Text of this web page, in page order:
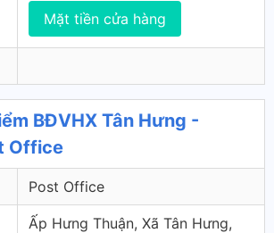
Mặt tiền cửa hàng
BĐVHX Tân Hưng -
Office
Post Office
Ấp Hưng Thuận, Xã Tân Hưng,